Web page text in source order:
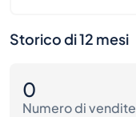
Storico di 12 mesi
0
Numero di vendite